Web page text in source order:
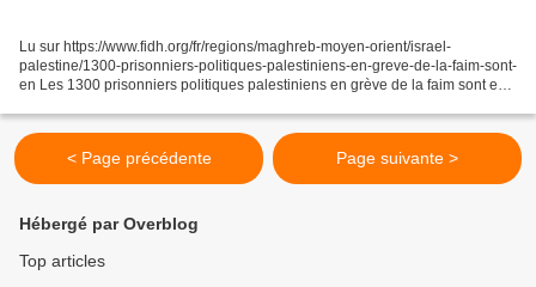
Lu sur https://www.fidh.org/fr/regions/maghreb-moyen-orient/israel-
palestine/1300-prisonniers-politiques-palestiniens-en-greve-de-la-faim-sont-
en Les 1300 prisonniers politiques palestiniens en grève de la faim sont en
< Page précédente Page suivante >
Hébergé par Overblog
Top articles